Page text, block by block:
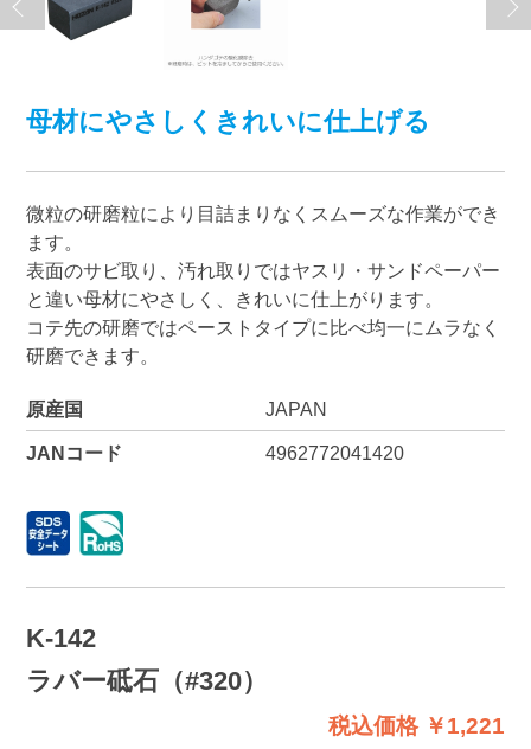
母材にやさしくきれいに仕上げる
微粒の研磨粒により目詰まりなくスムーズな作業ができ
ます。
表面のサビ取り、汚れ取りではヤスリ・サンドペーパー
と違い母材にやさしく、きれいに仕上がります。
コテ先の研磨ではペーストタイプに比べ均一にムラなく
研磨できます。
原産国 JAPAN
JANコード 4962772041420
K-142
ラバー砥石（#320）
税込価格 ￥1,221